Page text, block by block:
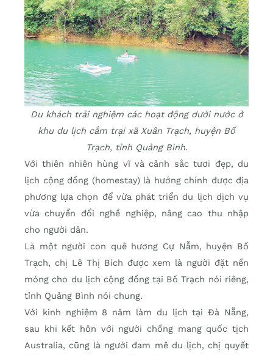
Du khách trải nghiệm các hoạt động dưới nước ở
khu du lịch cắm trại xã Xuân Trạch, huyện Bố
Trạch, tỉnh Quảng Bình.
Với thiên nhiên hùng vĩ và cảnh sắc tươi đẹp, du
lịch cộng đồng (homestay) là hướng chính được địa
phương lựa chọn để vừa phát triển du lịch dịch vụ
vừa chuyển đổi nghề nghiệp, nâng cao thu nhập
cho người dân.
Là một người con quê hương Cự Nẫm, huyện Bố
Trạch, chị Lê Thị Bích được xem là người đặt nền
móng cho du lịch cộng đồng tại Bố Trạch nói riêng,
tỉnh Quảng Bình nói chung.
Với kinh nghiệm 8 năm làm du lịch tại Đà Nẵng,
sau khi kết hôn với người chồng mang quốc tịch
Australia, cũng là người đam mê du lịch, chị quyết